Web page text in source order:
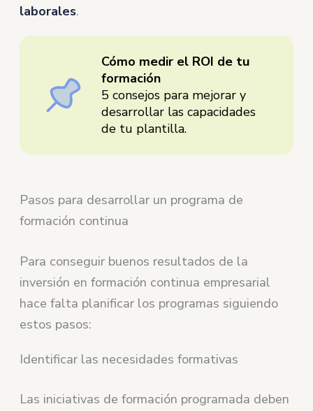
laborales.
Cómo medir el ROI de tu
formación
5 consejos para mejorar y
desarrollar las capacidades
de tu plantilla.
Pasos para desarrollar un programa de
formación continua
Para conseguir buenos resultados de la
inversión en formación continua empresarial
hace falta planificar los programas siguiendo
estos pasos:
Identificar las necesidades formativas
Las iniciativas de formación programada deben